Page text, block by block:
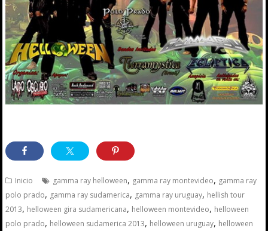
Inicio gamma ray helloween, gamma ray montevideo, gamma ray
polo prado, gamma ray sudamerica, gamma ray uruguay, hellish tour
2013, helloween gira sudamericana, helloween montevideo, helloween
polo prado, helloween sudamerica 2013, helloween uruguay, helloween